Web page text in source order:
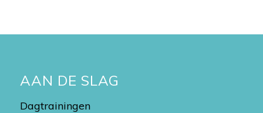
AAN DE SLAG
Dagtrainingen